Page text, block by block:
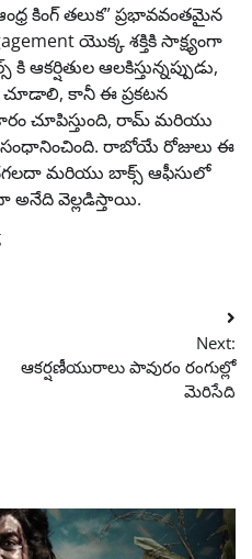
కింగ్ తలుక” ప్రభావవంతమైన
యొక్క శక్తికి సాక్ష్యంగా
ఆకర్షితుల ఆలకిస్తున్నప్పుడు,
కానీ ఈ ప్రకటన
చూపిస్తుంది, రామ్ మరియు
రాబోయే రోజులు ఈ
మరియు బాక్స్ ఆఫీసులో
అనేది వెల్లడిస్తాయి.
Next:
ఆకర్షణీయురాలు పావురం రంగుల్లో
మెరిసేది